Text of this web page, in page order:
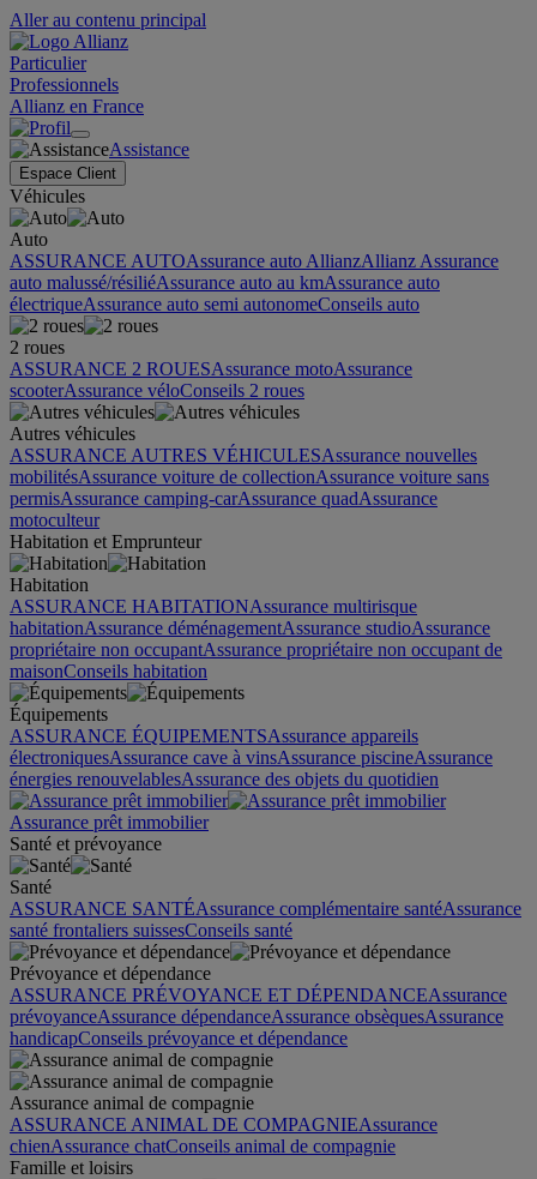
Aller au contenu principal
Particulier
Professionnels
Allianz en France
Assistance
Espace Client
Véhicules
Auto
ASSURANCE AUTOAssurance auto AllianzAllianz Assurance
auto malussé/résiliéAssurance auto au kmAssurance auto
électriqueAssurance auto semi autonomeConseils auto
2 roues
ASSURANCE 2 ROUESAssurance motoAssurance
scooterAssurance véloConseils 2 roues
Autres véhicules
ASSURANCE AUTRES VÉHICULESAssurance nouvelles
mobilitésAssurance voiture de collectionAssurance voiture sans
permisAssurance camping-carAssurance quadAssurance
motoculteur
Habitation et Emprunteur
Habitation
ASSURANCE HABITATIONAssurance multirisque
habitationAssurance déménagementAssurance studioAssurance
propriétaire non occupantAssurance propriétaire non occupant de
maisonConseils habitation
Équipements
ASSURANCE ÉQUIPEMENTSAssurance appareils
électroniquesAssurance cave à vinsAssurance piscineAssurance
énergies renouvelablesAssurance des objets du quotidien
Assurance prêt immobilier
Santé et prévoyance
Santé
ASSURANCE SANTÉAssurance complémentaire santéAssurance
santé frontaliers suissesConseils santé
Prévoyance et dépendance
ASSURANCE PRÉVOYANCE ET DÉPENDANCEAssurance
prévoyanceAssurance dépendanceAssurance obsèquesAssurance
handicapConseils prévoyance et dépendance
Assurance animal de compagnie
ASSURANCE ANIMAL DE COMPAGNIEAssurance
chienAssurance chatConseils animal de compagnie
Famille et loisirs